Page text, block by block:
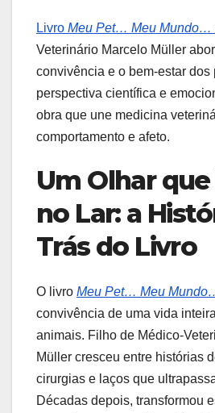
Livro Meu Pet… Meu Mundo…
Veterinário Marcelo Müller
convivência e o bem-estar dos
perspectiva científica e
obra que une medicina
comportamento e afeto.
Um Olhar
no Lar: a
Trás do Livro
O livro Meu Pet… Meu
convivência de uma vida
animais. Filho de Médico-
Müller cresceu entre histórias
cirurgias e laços que
Décadas depois, transformou